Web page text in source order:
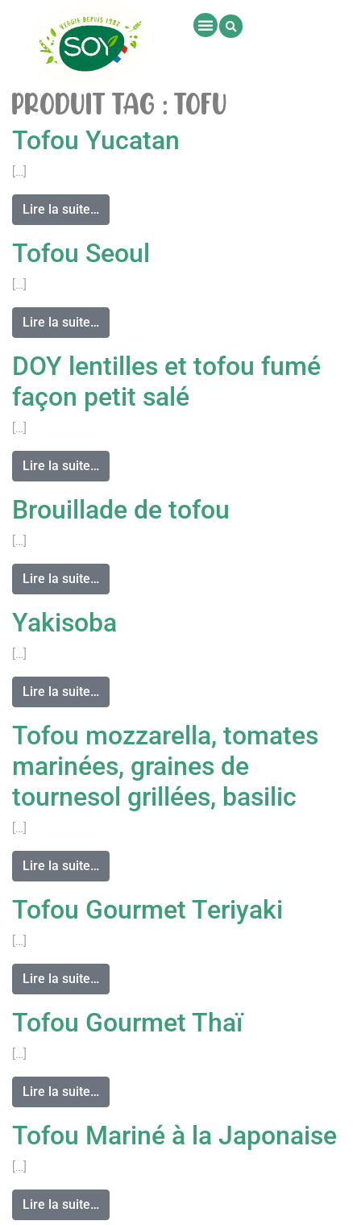
PRODUIT TAG :TOFU
Tofou Yucatan
[…]
Lire la suite…
Tofou Seoul
[…]
Lire la suite…
DOY lentilles et tofou fumé
façon petit salé
[…]
Lire la suite…
Brouillade de tofou
[…]
Lire la suite…
Yakisoba
[…]
Lire la suite…
Tofou mozzarella, tomates
marinées, graines de
tournesol grillées, basilic
[…]
Lire la suite…
Tofou Gourmet Teriyaki
[…]
Lire la suite…
Tofou Gourmet Thaï
[…]
Lire la suite…
Tofou Mariné à la Japonaise
[…]
Lire la suite…